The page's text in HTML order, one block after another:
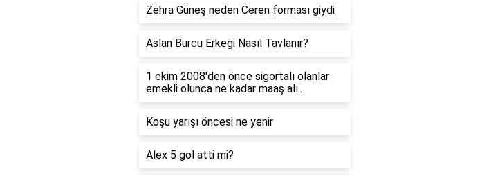
Zehra Güneş neden Ceren forması giydi
Aslan Burcu Erkeği Nasıl Tavlanır?
1 ekim 2008'den önce sigortalı olanlar
emekli olunca ne kadar maaş alı..
Koşu yarışı öncesi ne yenir
Alex 5 gol atti mi?